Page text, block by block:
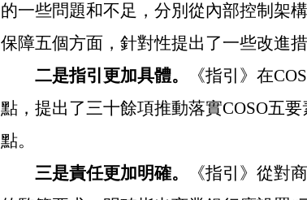
的一些問題和不足，分別從內部控制架
保障五個方面，針對性提出了一些改進
二是指引更加具體。
《指引》在
點，提出了三十餘項推動落實COSO五
點。
三是責任更加明確。
《指引》從對